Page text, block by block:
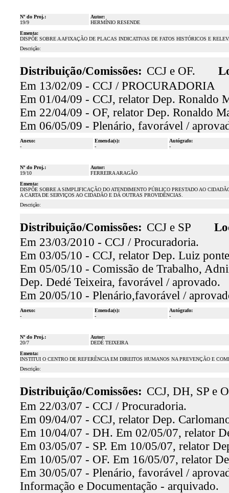
Nº do Proj.:
19/9
Autor:
HERMÍNIO RESENDE
Ementa:
DISPÕE SOBRE A AFIXAÇÃO DE PLACAS INDICATIVAS DE FATOS HISTÓRICOS E
Descrição:
Distribuição/Comissões: CCJ e OF.
Em 13/02/09 - CCJ / PROCURADORIA
Em 01/04/09 - CCJ, relator Dep. Ronaldo
Em 22/04/09 - OF, relator Dep. Ronaldo
Em 06/05/09 - Plenário, favorável /
Anexo:
-
Emenda(s):
-
Autógrafo:
-
Nº do Proj.:
19/10
Autor:
FERREIRA ARAGÃO
Ementa:
DISPÕE SOBRE A SIMPLIFICAÇÃO DO ATENDIMENTO PÚBLICO PRESTADO AO
A CARTA DE SERVIÇOS AO CIDADÃO E DÁ OUTRAS PROVIDÊNCIAS.
Descrição:
Distribuição/Comissões: CCJ e SP
Em 23/03/2010 - CCJ / Procuradoria.
Em 03/05/10 - CCJ, relator Dep. Luiz
Em 05/05/10 - Comissão de Trabalho,
Dep. Dedé Teixeira, favorável / aprovado.
Em 20/05/10 - Plenário,favorável /
Anexo:
-
Emenda(s):
-
Autógrafo:
-
Nº do Proj.:
20/7
Autor:
DEDÉ TEIXEIRA
Ementa:
INSTITUI O CENTRO DE REFERÊNCIA EM DIREITOS HUMANOS NA PREVENÇÃO E
Descrição:
Distribuição/Comissões: CCJ, DH, SP e
Em 22/03/07 - CCJ / Procuradoria.
Em 09/04/07 - CCJ, relator Dep.
Em 10/04/07 - DH. Em 02/05/07, relator
Em 03/05/07 - SP. Em 10/05/07, relator
Em 10/05/07 - OF. Em 16/05/07, relator
Em 30/05/07 - Plenário, favorável /
Informação e Documentação - arquivado.